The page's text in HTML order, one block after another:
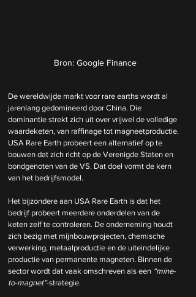
Bron: Google Finance
De wereldwijde markt voor rare earths wordt al
jarenlang gedomineerd door China. Die
dominantie strekt zich uit over vrijwel de volledige
waardeketen, van raffinage tot magneetproductie.
USA Rare Earth probeert een alternatief op te
bouwen dat zich richt op de Verenigde Staten en
bondgenoten van de VS. Dat doel vormt de kern
van het bedrijfsmodel.
Het bijzondere aan USA Rare Earth is dat het
bedrijf probeert meerdere onderdelen van de
keten zelf te controleren. De onderneming houdt
zich bezig met mijnbouwprojecten, chemische
verwerking, metaalproductie en de uiteindelijke
productie van permanente magneten. Binnen de
sector wordt dat vaak omschreven als een “mine-
to-magnet”-strategie.